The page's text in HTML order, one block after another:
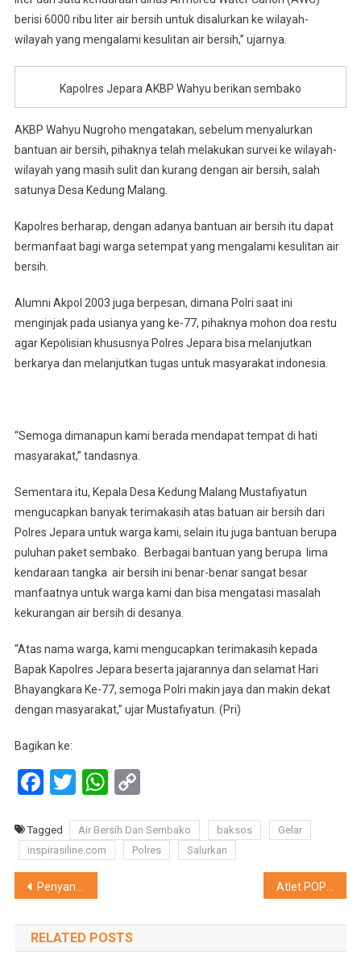
berisi 6000 ribu liter air bersih untuk disalurkan ke wilayah-
wilayah yang mengalami kesulitan air bersih,” ujarnya.
Kapolres Jepara AKBP Wahyu berikan sembako
AKBP Wahyu Nugroho mengatakan, sebelum menyalurkan
bantuan air bersih, pihaknya telah melakukan survei ke wilayah-
wilayah yang masih sulit dan kurang dengan air bersih, salah
satunya Desa Kedung Malang.
Kapolres berharap, dengan adanya bantuan air bersih itu dapat
bermanfaat bagi warga setempat yang mengalami kesulitan air
bersih.
Alumni Akpol 2003 juga berpesan, dimana Polri saat ini
menginjak pada usianya yang ke-77, pihaknya mohon doa restu
agar Kepolisian khususnya Polres Jepara bisa melanjutkan
berkarya dan melanjutkan tugas untuk masyarakat indonesia.
“Semoga dimanapun kami berada mendapat tempat di hati
masyarakat,” tandasnya.
Sementara itu, Kepala Desa Kedung Malang Mustafiyatun
mengucapkan banyak terimakasih atas batuan air bersih dari
Polres Jepara untuk warga kami, selain itu juga bantuan berupa
puluhan paket sembako. Berbagai bantuan yang berupa lima
kendaraan tangka air bersih ini benar-benar sangat besar
manfaatnya untuk warga kami dan bisa mengatasi masalah
kekurangan air bersih di desanya.
“Atas nama warga, kami mengucapkan terimakasih kepada
Bapak Kapolres Jepara beserta jajarannya dan selamat Hari
Bhayangkara Ke-77, semoga Polri makin jaya dan makin dekat
dengan masyarakat,” ujar Mustafiyatun. (Pri)
Bagikan ke:
Facebook
TwitterWhatsApp
Copy
Tagged Air Bersih Dan Sembako baksos
Gelar
inspirasiline.com
Polres Salurkan
Navigasi
pos
Penyandang Disabilitas Mendapatkan Pengobatan Gratis Dari Polres
RELATED POSTS